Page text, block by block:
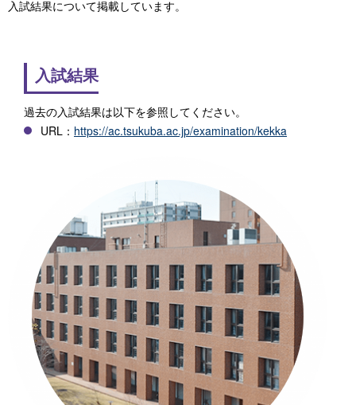
入試結果について掲載しています。
入試結果
過去の入試結果は以下を参照してください。
URL： https://ac.tsukuba.ac.jp/examination/kekka